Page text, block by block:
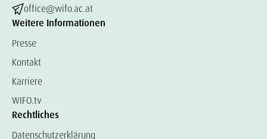
office@wifo.ac.at
Weitere Informationen
Presse
Kontakt
Karriere
WIFO.tv
Rechtliches
Datenschutzerklärung